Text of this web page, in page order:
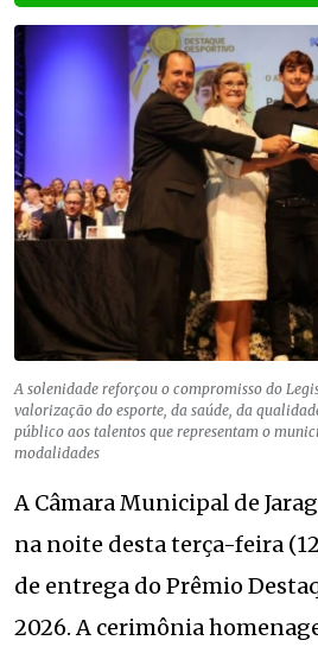
A solenidade reforçou o compromisso do
valorização do esporte, da saúde, da
público aos talentos que representam o
modalidades
A Câmara Municipal de
na noite desta terça-feira
de entrega do Prêmio
2026. A cerimônia